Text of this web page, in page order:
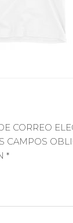
CORREO
CAMPOS
*